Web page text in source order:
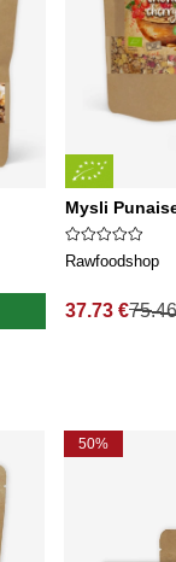
Mysli
Rawfoodshop
37.73 €
50%